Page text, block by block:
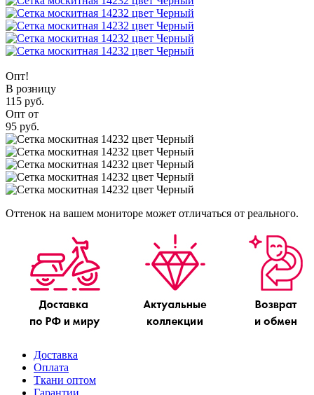
Опт!
В розницу
115 руб.
Опт от
95 руб.
Оттенок на вашем мониторе может отличаться от реального.
Доставка
Оплата
Ткани оптом
Гарантии